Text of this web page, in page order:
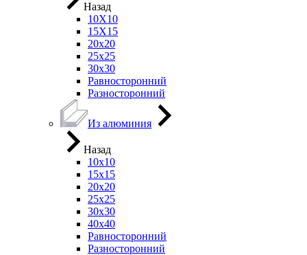
Назад
10Х10
15Х15
20х20
25х25
30х30
Равносторонний
Разносторонний
Из алюминия
Назад
10х10
15х15
20х20
25х25
30х30
40х40
Равносторонний
Разносторонний